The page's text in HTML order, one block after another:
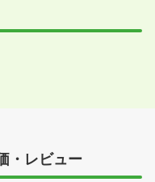
・レビュー